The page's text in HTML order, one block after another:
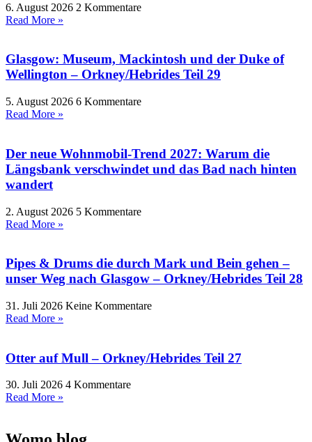
6. August 2026 2 Kommentare
Read More »
Glasgow: Museum, Mackintosh und der Duke of
Wellington – Orkney/Hebrides Teil 29
5. August 2026 6 Kommentare
Read More »
Der neue Wohnmobil-Trend 2027: Warum die
Längsbank verschwindet und das Bad nach hinten
wandert
2. August 2026 5 Kommentare
Read More »
Pipes & Drums die durch Mark und Bein gehen –
unser Weg nach Glasgow – Orkney/Hebrides Teil 28
31. Juli 2026 Keine Kommentare
Read More »
Otter auf Mull – Orkney/Hebrides Teil 27
30. Juli 2026 4 Kommentare
Read More »